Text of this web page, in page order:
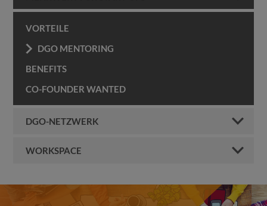
VORTEILE
DGO MENTORING
BENEFITS
CO-FOUNDER WANTED
DGO-NETZWERK
WORKSPACE